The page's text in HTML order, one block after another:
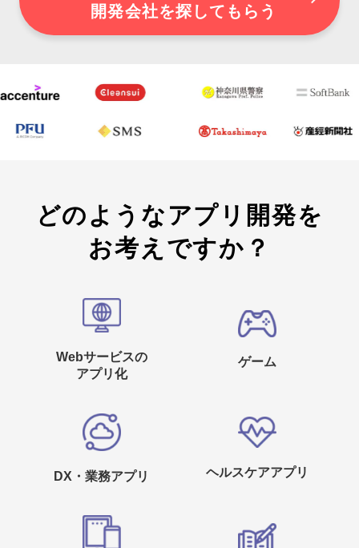
開発会社を探してもらう
どのようなアプリ開発を
お考えですか？
Webサービスの
アプリ化
ゲーム
DX・業務アプリ ヘルスケアアプリ